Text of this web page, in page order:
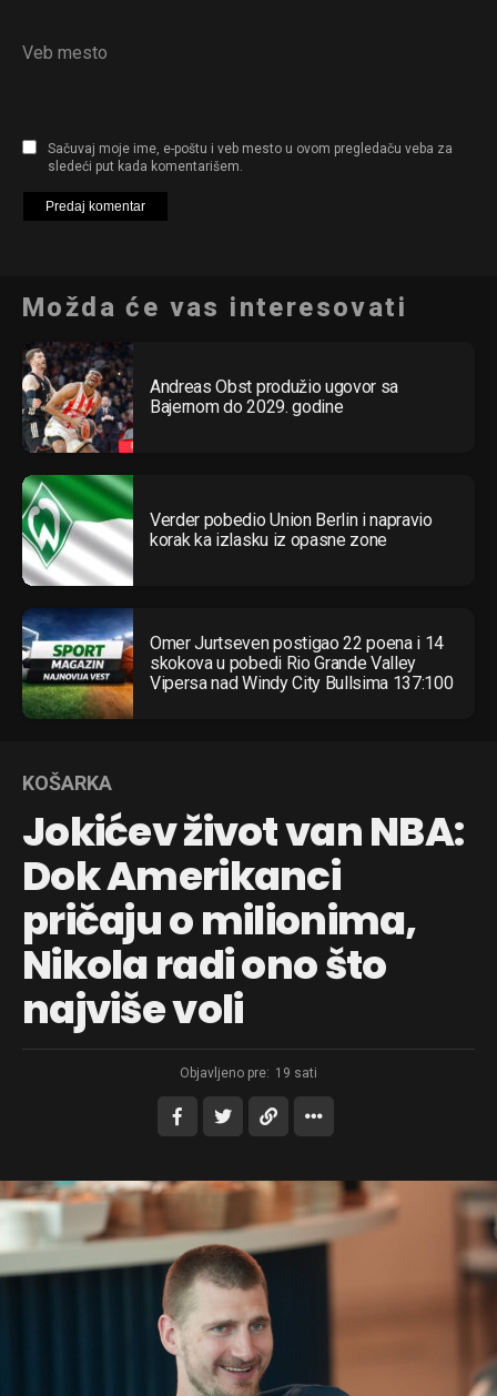
Veb mesto
Sačuvaj moje ime, e-poštu i veb mesto u ovom pregledaču veba za
sledeći put kada komentarišem.
Možda će vas interesovati
Andreas Obst produžio ugovor sa
Bajernom do 2029. godine
Verder pobedio Union Berlin i napravio
korak ka izlasku iz opasne zone
Omer Jurtseven postigao 22 poena i 14
skokova u pobedi Rio Grande Valley
Vipersa nad Windy City Bullsima 137:100
KOŠARKA
Jokićev život van NBA:
Dok Amerikanci
pričaju o milionima,
Nikola radi ono što
najviše voli
Objavljeno pre: 19 sati